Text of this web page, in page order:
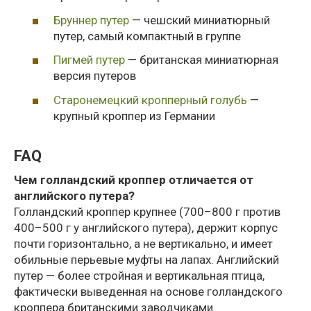
Бруннер путер — чешский миниатюрный
путер, самый компактный в группе
Пигмей путер — британская миниатюрная
версия путеров
Старонемецкий кропперный голубь —
крупный кроппер из Германии
FAQ
Чем голландский кроппер отличается от
английского путера?
Голландский кроппер крупнее (700–800 г против
400–500 г у английского путера), держит корпус
почти горизонтально, а не вертикально, и имеет
обильные перьевые муфты на лапах. Английский
путер — более стройная и вертикальная птица,
фактически выведенная на основе голландского
кроппера британскими заводчиками.